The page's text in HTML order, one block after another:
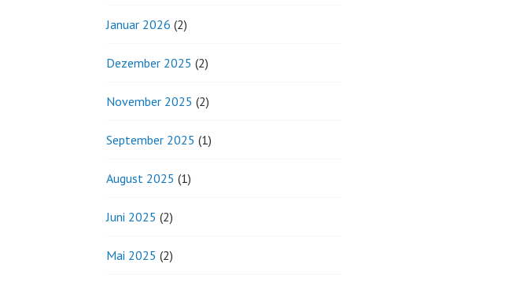
Januar 2026 (2)
Dezember 2025 (2)
November 2025 (2)
September 2025 (1)
August 2025 (1)
Juni 2025 (2)
Mai 2025 (2)